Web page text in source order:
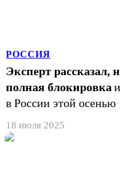
РОССИЯ
Эксперт рассказал,
полная блокировка
в России этой осенью
18 июля 2025